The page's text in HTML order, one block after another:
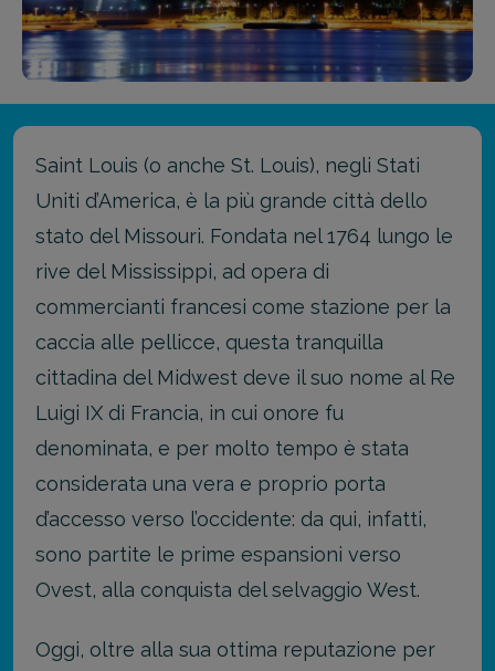
Saint Louis (o anche St. Louis), negli Stati
Uniti d’America, è la più grande città dello
stato del Missouri. Fondata nel 1764 lungo le
rive del Mississippi, ad opera di
commercianti francesi come stazione per la
caccia alle pellicce, questa tranquilla
cittadina del Midwest deve il suo nome al Re
Luigi IX di Francia, in cui onore fu
denominata, e per molto tempo è stata
considerata una vera e proprio porta
d’accesso verso l’occidente: da qui, infatti,
sono partite le prime espansioni verso
Ovest, alla conquista del selvaggio West.
Oggi, oltre alla sua ottima reputazione per